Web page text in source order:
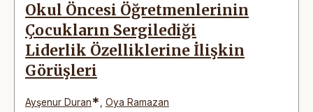
Okul Öncesi Öğretmenlerinin
Çocukların Sergilediği
Liderlik Özelliklerine İlişkin
Görüşleri
Ayşenur Duran* Oya Ramazan